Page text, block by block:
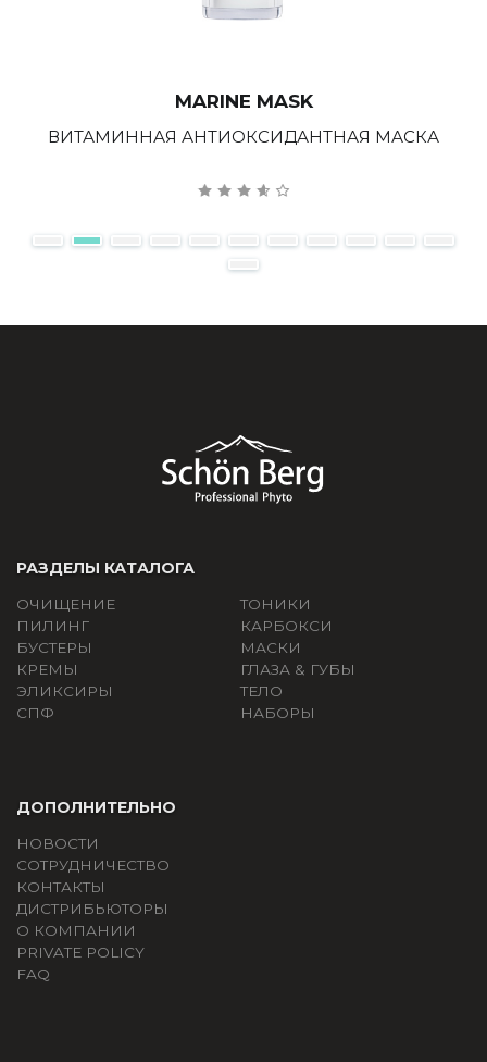
MARINE MASK
ВИТАМИННАЯ АНТИОКСИДАНТНАЯ МАСКА
РАЗДЕЛЫ КАТАЛОГА
ОЧИЩЕНИЕ
ТОНИКИ
ПИЛИНГ
КАРБОКСИ
БУСТЕРЫ
МАСКИ
КРЕМЫ
ГЛАЗА & ГУБЫ
ЭЛИКСИРЫ
ТЕЛО
СПФ
НАБОРЫ
ДОПОЛНИТЕЛЬНО
НОВОСТИ
СОТРУДНИЧЕСТВО
КОНТАКТЫ
ДИСТРИБЬЮТОРЫ
О КОМПАНИИ
PRIVATE POLICY
FAQ